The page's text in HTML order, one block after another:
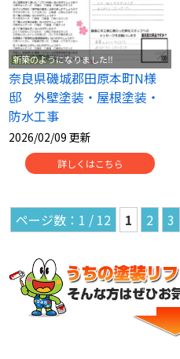
新築のようになりました‼
奈良県磯城郡田原本町N様
邸 外壁塗装・屋根塗装・
防水工事
2026/02/09 更新
詳しくはこちら
1 / 12 1 2 3